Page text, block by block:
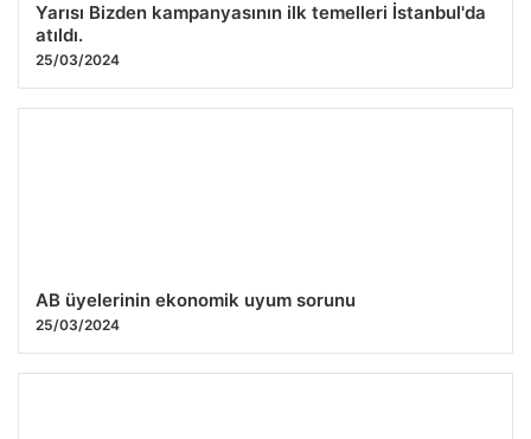
Yarısı Bizden kampanyasının ilk temelleri İstanbul'da
atıldı.
25/03/2024
AB üyelerinin ekonomik uyum sorunu
25/03/2024